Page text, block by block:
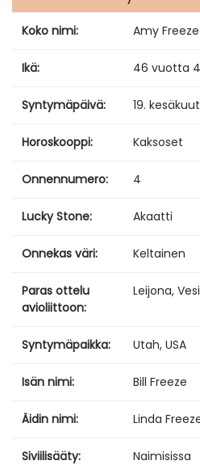
Koko nimi: Amy Freeze
Ikä: 46 vuotta
Syntymäpäivä: 19.
Horoskooppi: Kaksoset
Onnennumero: 4
Lucky Stone: Akaatti
Onnekas väri: Keltainen
Paras ottelu
avioliittoon:
Leijona,
Syntymäpaikka: Utah, USA
Isän nimi: Bill Freeze
Äidin nimi: Linda
Siviilisääty: Naimisissa